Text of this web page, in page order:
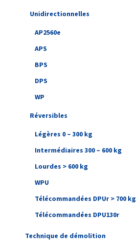
Unidirectionnelles
AP2560e
APS
BPS
DPS
WP
Réversibles
Légères 0 – 300 kg
Intermédiaires 300 – 600 kg
Lourdes > 600 kg
WPU
Télécommandées DPUr > 700 kg
Télécommandées DPU130r
Technique de démolition